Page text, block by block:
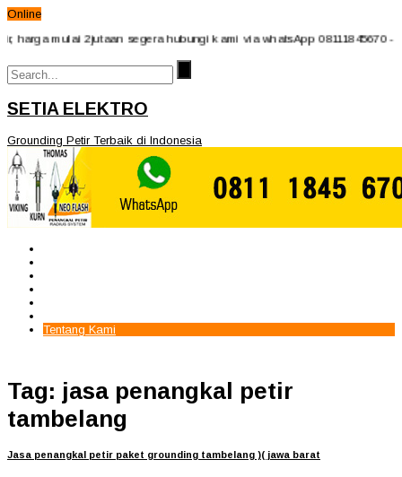
Online
mulai 2jutaan segera hubungi kami via whatsApp 08111845670 -
SETIA ELEKTRO
Grounding Petir Terbaik di Indonesia
Tentang Kami
Tag: jasa penangkal petir
tambelang
Jasa penangkal petir paket grounding tambelang )( jawa barat